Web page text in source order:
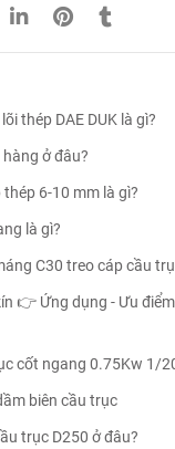
thép DAE DUK là gì?
ở đâu?
6-10 mm là gì?
là gì?
C30 treo cáp cầu
👉 Ứng dụng - Ưu
cốt ngang 0.75Kw 1/
biên cầu trục
trục D250 ở đâu?